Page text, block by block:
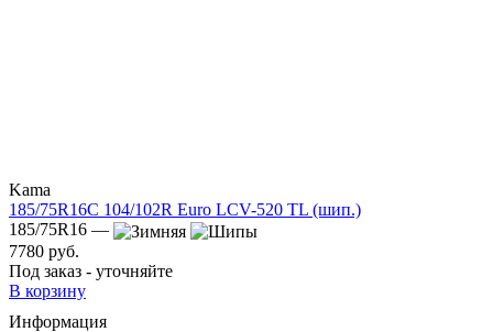
Kama
185/75R16C 104/102R Euro LCV-520 TL (шип.)
185/75R16 —
7780 руб.
Под заказ - уточняйте
В корзину
Информация